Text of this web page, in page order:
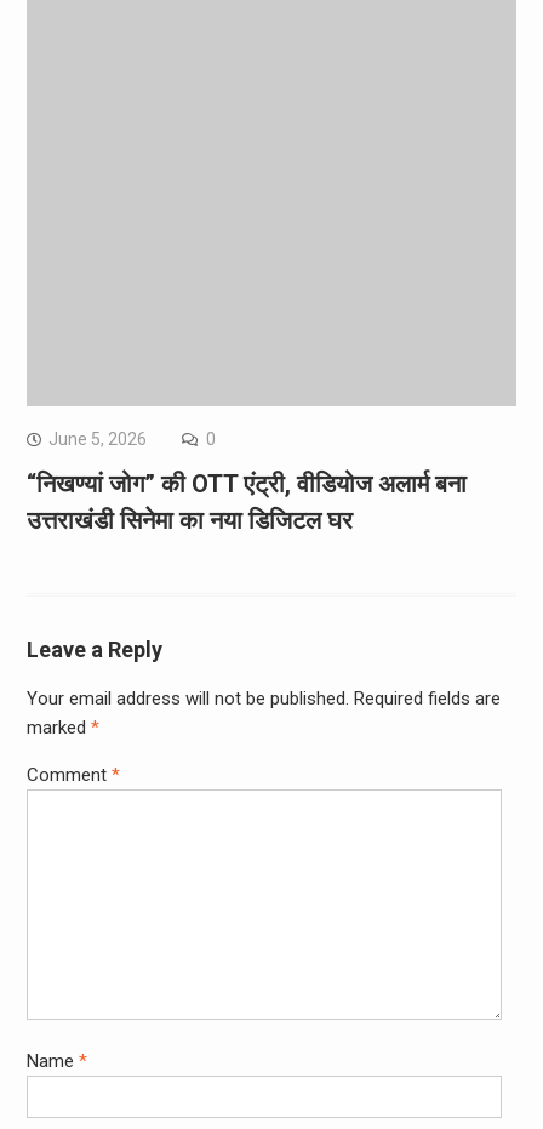
June 5, 2026 0
“निखण्यां जोग” की OTT एंट्री, वीडियोज अलार्म बना
उत्तराखंडी सिनेमा का नया डिजिटल घर
Leave a Reply
Your email address will not be published. Required fields are
marked *
Comment *
Name *